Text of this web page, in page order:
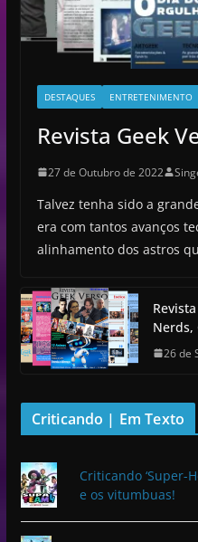
DESTAQUES ENTRETENIMENTO
Revista Geek
27 de Outubro de 2022
Talvez tenha sido a
era com tantos avanços
alinhamento dos astros
Nerds,
26 de
Criticando | Em Texto
Criticando ‘Super-
e os vitumbuas!